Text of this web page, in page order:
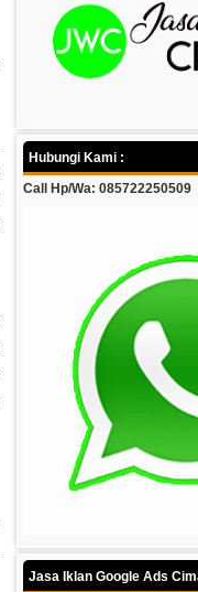
Hubungi Kami :
Call Hp/Wa: 085722250509
Jasa Iklan Google Ads